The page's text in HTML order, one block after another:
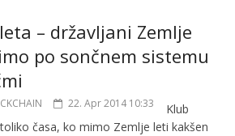
– državljani Zemlje
po sončnem sistemu
22. Apr 2014 10:33
Klub
časa, ko mimo Zemlje leti kakšen